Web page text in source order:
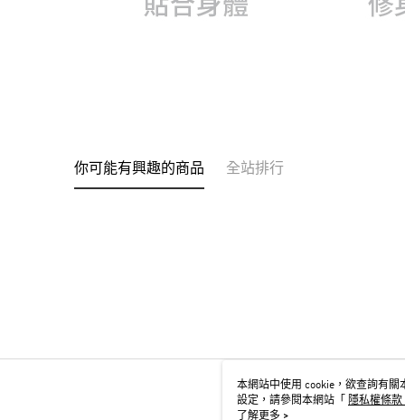
你可能有興趣的商品 全站排行
本網站中使用 cookie，欲查詢有關
設定，請參閱本網站「
隱私權條款
用 cookie。
了解更多 >